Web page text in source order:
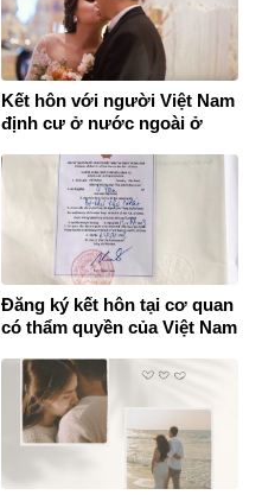
Kết hôn với người Việt Nam
định cư ở nước ngoài ở
Đăng ký kết hôn tại cơ quan
có thẩm quyền của Việt Nam